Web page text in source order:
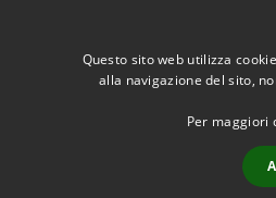
Questo sito web utilizza
alla navigazione del sito,
Per maggiori